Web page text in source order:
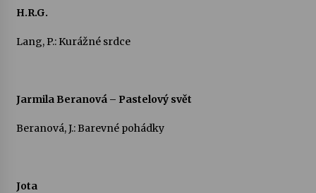
H.R.G.
Lang, P.: Kurážné srdce
Jarmila Beranová – Pastelový svět
Beranová, J.: Barevné pohádky
Jota